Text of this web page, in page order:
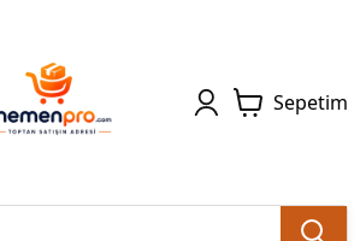
Sepetim